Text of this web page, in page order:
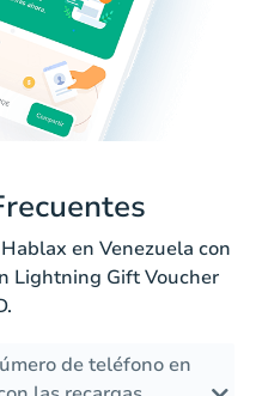
en Venezuela con
Lightning Gift Voucher
de teléfono en